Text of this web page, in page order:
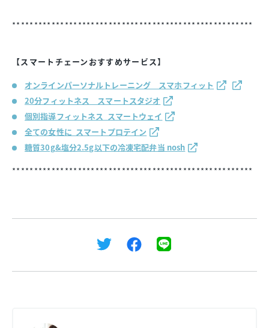
*******************************************************
【スマートチェーンおすすめサービス】
オンラインパーソナルトレーニング スマホフィット
20分フィットネス スマートスタジオ
個別指導フィットネス スマートウェイ
全ての女性に スマートプロテイン
糖質30g&塩分2.5g以下の冷凍宅配弁当 nosh
*******************************************************